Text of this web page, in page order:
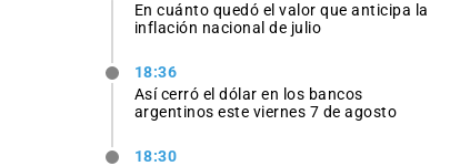
En cuánto quedó el valor que anticipa la
inflación nacional de julio
18:36
Así cerró el dólar en los bancos
argentinos este viernes 7 de agosto
18:30